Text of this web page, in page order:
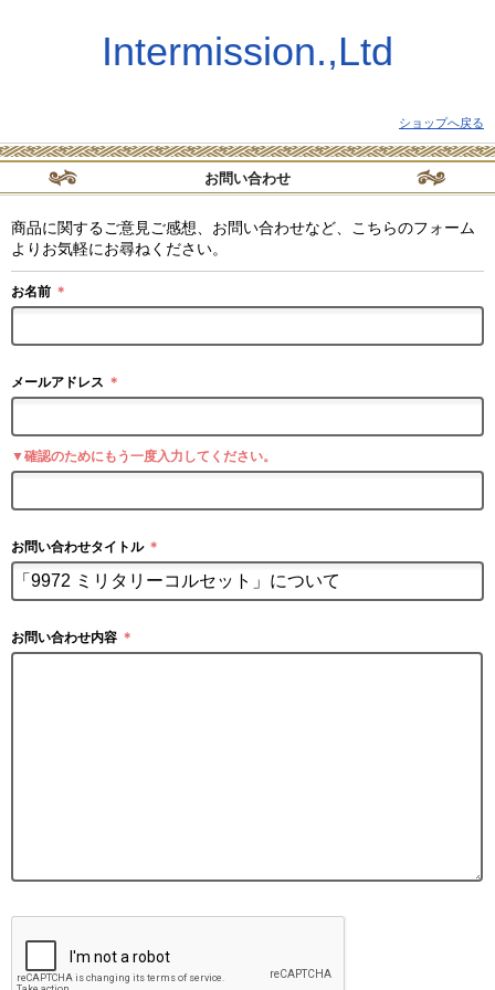
Intermission.,Ltd
ショップへ戻る
お問い合わせ
商品に関するご意見ご感想、お問い合わせなど、こちらのフォーム
よりお気軽にお尋ねください。
お名前 ＊
メールアドレス ＊
▼確認のためにもう一度入力してください。
お問い合わせタイトル ＊
お問い合わせ内容 ＊